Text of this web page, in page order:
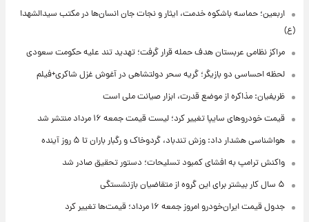
اربعین؛ حماسه باشکوه خدمت، ایثار و نجات جان انسان‌ها در مکتب سیدالشهدا
(ع)
مراکز نظامی عربستان هدف حمله قرار گرفت؛ تهدید تند علیه حکومت سعودی
لحظه احساسی دو بازیگر؛ گریه سحر دولتشاهی در آغوش غزل شاکری+فیلم
ظریفیان: مذاکره از موضع قدرت، ابزار صیانت ملی است
قیمت خودروهای سایپا تغییر کرد؛ لیست قیمت جمعه ۱۶ مرداد منتشر شد
هواشناسی هشدار داد: وزش تندباد، گردوخاک و رگبار باران تا ۵ روز آینده
واکنش ترامپ به افشای کمبود تسلیحات؛ دستور تحقیق صادر شد
۵ سال کار بیشتر برای این گروه از متقاضیان بازنشستگی
جدول قیمت ایران‌خودرو امروز جمعه ۱۶ مرداد؛ قیمت‌ها تغییر کرد